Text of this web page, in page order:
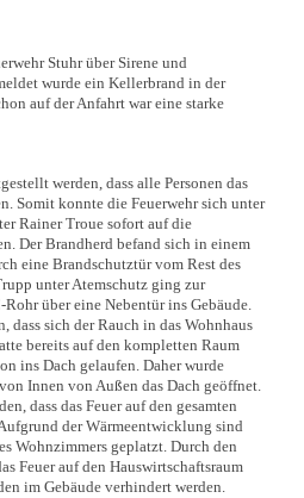
Stuhr über Sirene und
wurde ein Kellerbrand in der
auf der Anfahrt war eine starke
werden, dass alle Personen das
Somit konnte die Feuerwehr sich unter
Rainer Troue sofort auf die
Der Brandherd befand sich in einem
eine Brandschutztür vom Rest des
unter Atemschutz ging zur
über eine Nebentür ins Gebäude.
dass sich der Rauch in das Wohnhaus
bereits auf den kompletten Raum
ins Dach gelaufen. Daher wurde
Innen von Außen das Dach geöffnet.
dass das Feuer auf den gesamten
der Wärmeentwicklung sind
Wohnzimmers geplatzt. Durch den
Feuer auf den Hauswirtschaftsraum
im Gebäude verhindert werden.